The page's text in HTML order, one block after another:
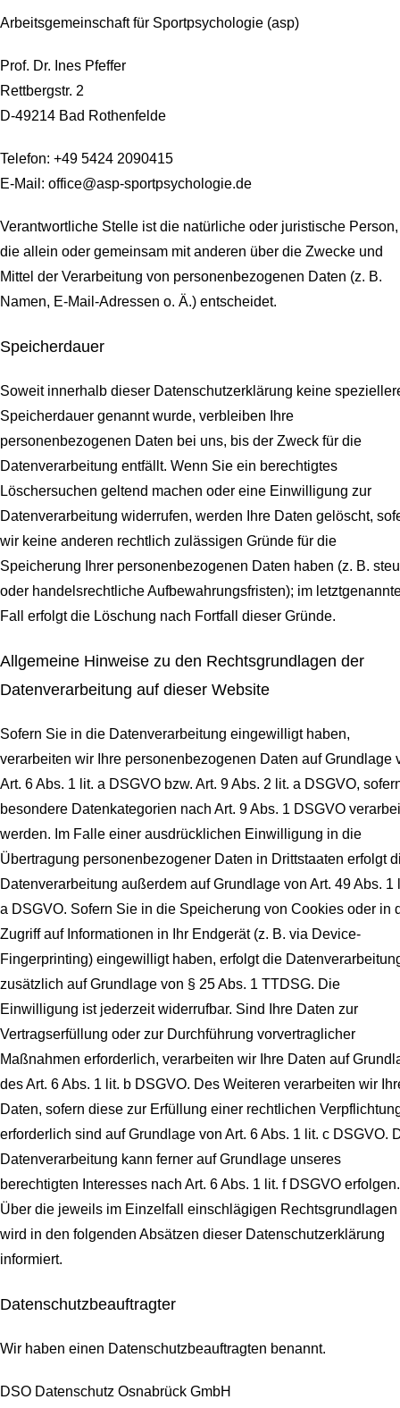
Arbeitsgemeinschaft für Sportpsychologie (asp)
Prof. Dr. Ines Pfeffer
Rettbergstr. 2
D-49214 Bad Rothenfelde
Telefon: +49 5424 2090415
E-Mail: office@asp-sportpsychologie.de
Verantwortliche Stelle ist die natürliche oder juristische Person,
die allein oder gemeinsam mit anderen über die Zwecke und
Mittel der Verarbeitung von personenbezogenen Daten (z. B.
Namen, E-Mail-Adressen o. Ä.) entscheidet.
Speicherdauer
Soweit innerhalb dieser Datenschutzerklärung keine
Speicherdauer genannt wurde, verbleiben Ihre
personenbezogenen Daten bei uns, bis der Zweck für die
Datenverarbeitung entfällt. Wenn Sie ein berechtigtes
Löschersuchen geltend machen oder eine Einwilligung zur
Datenverarbeitung widerrufen, werden Ihre Daten gelöscht,
wir keine anderen rechtlich zulässigen Gründe für die
Speicherung Ihrer personenbezogenen Daten haben (z. B.
oder handelsrechtliche Aufbewahrungsfristen); im
Fall erfolgt die Löschung nach Fortfall dieser Gründe.
Allgemeine Hinweise zu den Rechtsgrundlagen der
Datenverarbeitung auf dieser Website
Sofern Sie in die Datenverarbeitung eingewilligt haben,
verarbeiten wir Ihre personenbezogenen Daten auf Grundlage
Art. 6 Abs. 1 lit. a DSGVO bzw. Art. 9 Abs. 2 lit. a DSGVO,
besondere Datenkategorien nach Art. 9 Abs. 1 DSGVO
werden. Im Falle einer ausdrücklichen Einwilligung in die
Übertragung personenbezogener Daten in Drittstaaten erfolgt
Datenverarbeitung außerdem auf Grundlage von Art. 49 Abs. 1
a DSGVO. Sofern Sie in die Speicherung von Cookies oder in
Zugriff auf Informationen in Ihr Endgerät (z. B. via Device-
Fingerprinting) eingewilligt haben, erfolgt die
zusätzlich auf Grundlage von § 25 Abs. 1 TTDSG. Die
Einwilligung ist jederzeit widerrufbar. Sind Ihre Daten zur
Vertragserfüllung oder zur Durchführung vorvertraglicher
Maßnahmen erforderlich, verarbeiten wir Ihre Daten auf
des Art. 6 Abs. 1 lit. b DSGVO. Des Weiteren verarbeiten wir
Daten, sofern diese zur Erfüllung einer rechtlichen
erforderlich sind auf Grundlage von Art. 6 Abs. 1 lit. c DSGVO.
Datenverarbeitung kann ferner auf Grundlage unseres
berechtigten Interesses nach Art. 6 Abs. 1 lit. f DSGVO erfolgen.
Über die jeweils im Einzelfall einschlägigen Rechtsgrundlagen
wird in den folgenden Absätzen dieser Datenschutzerklärung
informiert.
Datenschutz­beauftragter
Wir haben einen Datenschutzbeauftragten benannt.
DSO Datenschutz Osnabrück GmbH